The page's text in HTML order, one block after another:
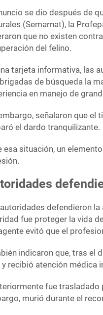
se dio después de
(Semarnat), la
que no existen
del felino.
tarjeta informativa, las
de búsqueda la
en manejo de
señalaron que el
el dardo tranquilizante.
esa situación, un
defendieron
fue proteger la vida
evitó que el
indicaron que, tras el
y recibió atención médica
fue trasladado
murió durante el